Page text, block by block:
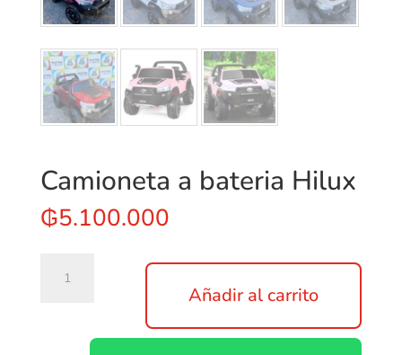
Camioneta a bateria Hilux
₲5.100.000
Añadir al carrito